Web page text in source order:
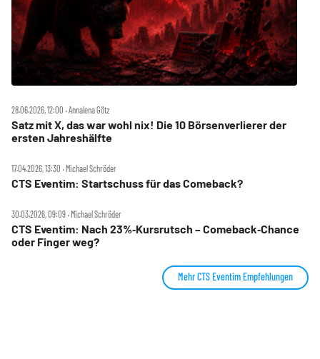
28.06.2026, 12:00 ‧ Annalena Götz
Satz mit X, das war wohl nix! Die 10 Börsenverlierer der
ersten Jahreshälfte
17.04.2026, 13:30 ‧ Michael Schröder
CTS Eventim: Startschuss für das Comeback?
30.03.2026, 09:09 ‧ Michael Schröder
CTS Eventim: Nach 23%‑Kursrutsch – Comeback‑Chance
oder Finger weg?
Mehr CTS Eventim Empfehlungen